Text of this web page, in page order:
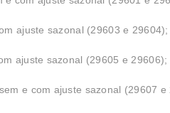
ajuste sazonal (29603 e 29604);
ajuste sazonal (29605 e 29606);
e com ajuste sazonal (29607 e